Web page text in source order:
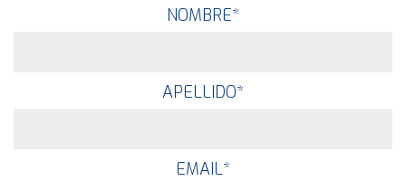
NOMBRE*
APELLIDO*
EMAIL*